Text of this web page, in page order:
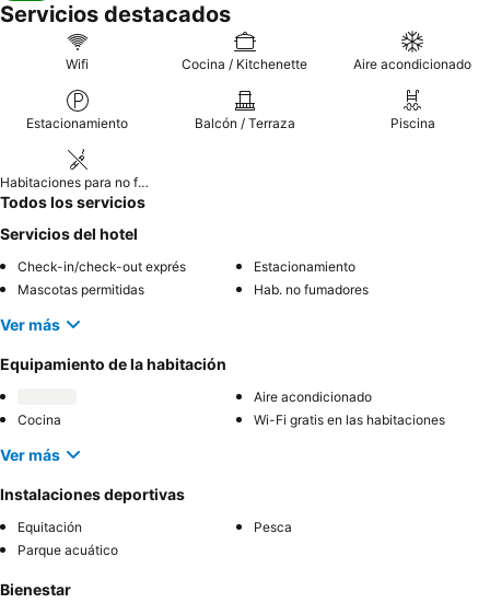
Servicios destacados
Wifi Cocina / Kitchenette Aire acondicionado
Estacionamiento Balcón / Terraza Piscina
Habitaciones para no fumadores
Todos los servicios
Servicios del hotel
Check-in/check-out exprés
Estacionamiento
Mascotas permitidas
Hab. no fumadores
Ver más
Equipamiento de la habitación
Aire acondicionado
Cocina
Wi-Fi gratis en las habitaciones
Ver más
Instalaciones deportivas
Equitación
Pesca
Parque acuático
Bienestar